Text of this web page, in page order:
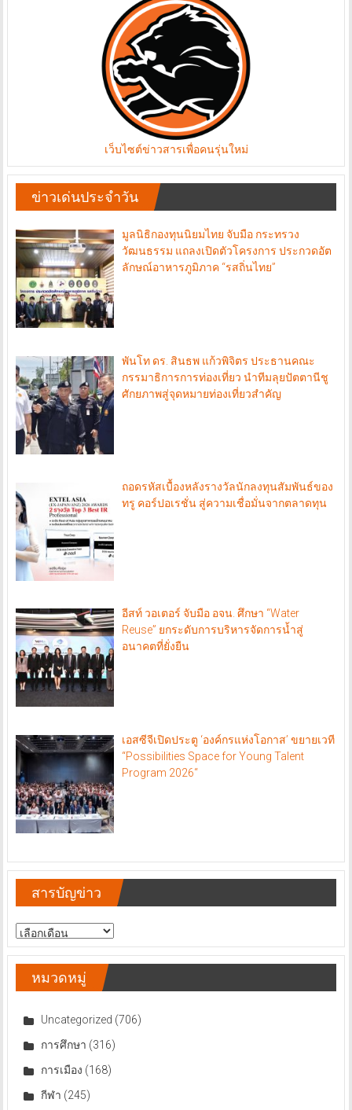
เว็บไซต์ข่าวสารเพื่อคนรุ่นใหม่
ข่าวเด่นประจำวัน
มูลนิธิกองทุนนิยมไทย จับมือ กระทรวง
วัฒนธรรม แถลงเปิดตัวโครงการ ประกวดอัต
ลักษณ์อาหารภูมิภาค “รสถิ่นไทย”
พันโท ดร. สินธพ แก้วพิจิตร ประธานคณะ
กรรมาธิการการท่องเที่ยว นำทีมลุยปัตตานีชู
ศักยภาพสู่จุดหมายท่องเที่ยวสำคัญ
ถอดรหัสเบื้องหลังรางวัลนักลงทุนสัมพันธ์ของ
ทรู คอร์ปอเรชั่น สู่ความเชื่อมั่นจากตลาดทุน
อีสท์ วอเตอร์ จับมือ อจน. ศึกษา “Water
Reuse” ยกระดับการบริหารจัดการน้ำสู่
อนาคตที่ยั่งยืน
เอสซีจีเปิดประตู ‘องค์กรแห่งโอกาส’ ขยายเวที
“Possibilities Space for Young Talent
Program 2026“
สารบัญข่าว
สารบัญ
ข่าว
หมวดหมู่
Uncategorized (706)
การศึกษา (316)
การเมือง (168)
กีฬา (245)